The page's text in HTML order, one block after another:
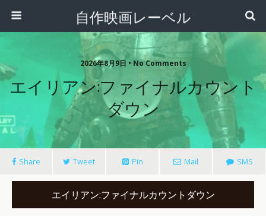
自作映画レーベル
2026年8月9日 • No Comments
エイリアン:ファイナルカウント
ダウン
Share Tweet Pin Mail SMS
エイリアン:ファイナルカウントダウン